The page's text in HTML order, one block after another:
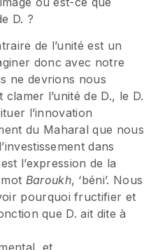
D. ?
de l’unité est un
donc avec notre
ne devrions nous
l’unité de D., le D.
l’innovation
du Maharal que nous
dans
l’expression de la
Baroukh, ‘béni’. Nous
pourquoi fructifier et
que D. ait dite à